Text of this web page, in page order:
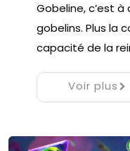
Gobeline, c’est
gobelins. Plus la
capacité de la
Voir plus